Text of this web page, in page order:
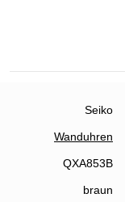
Seiko
Wanduhren
QXA853B
braun